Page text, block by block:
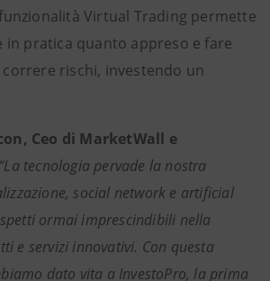
Virtual Trading permette
pratica quanto appreso e fare
correre rischi, investendo un
Ceo di MarketWall e
“La tecnologia pervade la nostra
social network e artificial
ormai imprescindibili nella
e servizi innovativi. Con questa
dato vita a InvestoPro, la prima